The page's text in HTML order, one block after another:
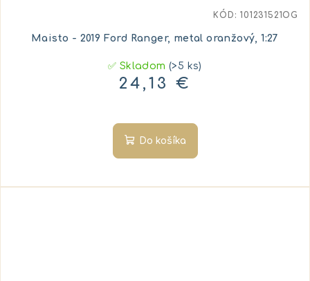
Maisto - 2019 Ford Ranger, metal oranžový, 1:27
✅ Skladom(>5 ks)
24,13 €
Do košíka
KÓD:101231521OG